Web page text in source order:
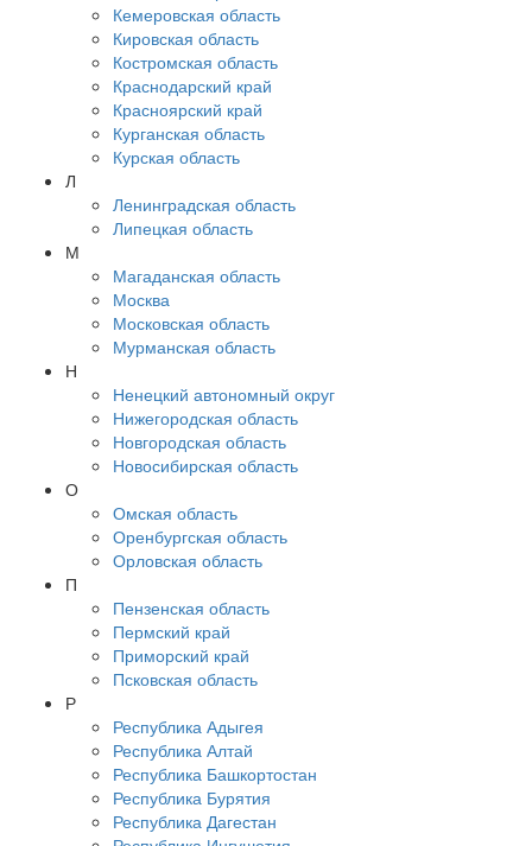
Кемеровская область
Кировская область
Костромская область
Краснодарский край
Красноярский край
Курганская область
Курская область
Л
Ленинградская область
Липецкая область
М
Магаданская область
Москва
Московская область
Мурманская область
Н
Ненецкий автономный округ
Нижегородская область
Новгородская область
Новосибирская область
О
Омская область
Оренбургская область
Орловская область
П
Пензенская область
Пермский край
Приморский край
Псковская область
Р
Республика Адыгея
Республика Алтай
Республика Башкортостан
Республика Бурятия
Республика Дагестан